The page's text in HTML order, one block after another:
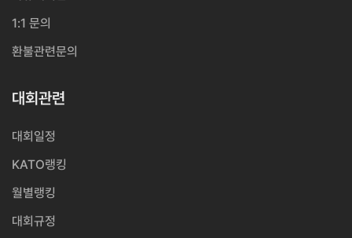
1:1 문의
환불관련문의
대회관련
대회일정
KATO랭킹
월별랭킹
대회규정